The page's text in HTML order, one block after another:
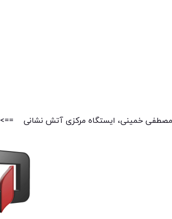
مصطفی خمینی، ایستگاه مرکزی آتش نشانی ==>